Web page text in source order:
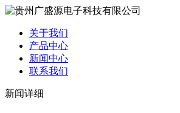
关于我们
产品中心
新闻中心
联系我们
新闻详细